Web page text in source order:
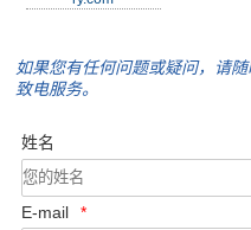
如果您有任何问题或疑问，请
致电服务。
姓名
E-mail *